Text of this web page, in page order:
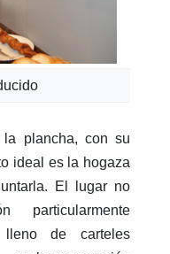
plancha, con su
ideal es la hogaza
El lugar no
particularmente
de carteles